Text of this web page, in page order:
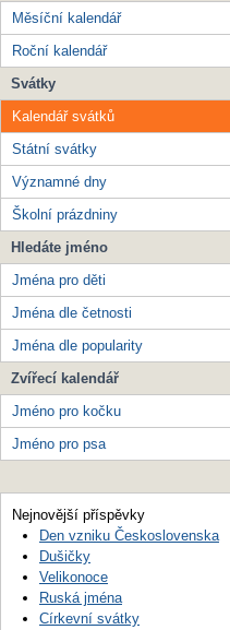
Měsíční kalendář
Roční kalendář
Svátky
Kalendář svátků
Státní svátky
Významné dny
Školní prázdniny
Hledáte jméno
Jména pro děti
Jména dle četnosti
Jména dle popularity
Zvířecí kalendář
Jméno pro kočku
Jméno pro psa
Nejnovější příspěvky
Den vzniku Československa
Dušičky
Velikonoce
Ruská jména
Církevní svátky